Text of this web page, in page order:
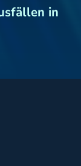
in